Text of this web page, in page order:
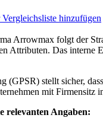
Vergleichsliste hinzufügen
Arrowmax folgt der
Attributen. Das
(GPSR) stellt sicher,
mit Firmensitz
relevanten Angaben: